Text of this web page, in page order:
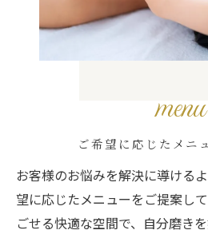
menu
ご希望に応じたメニ
お客様のお悩みを解決に導ける
望に応じたメニューをご提案し
ごせる快適な空間で、自分磨きを